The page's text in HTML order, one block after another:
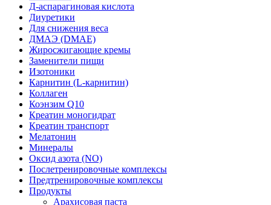
Д-аспарагиновая кислота
Диуретики
Для снижения веса
ДМАЭ (DMAE)
Жиросжигающие кремы
Заменители пищи
Изотоники
Карнитин (L-карнитин)
Коллаген
Коэнзим Q10
Креатин моногидрат
Креатин транспорт
Мелатонин
Минералы
Оксид азота (NO)
Послетренировочные комплексы
Предтренировочные комплексы
Продукты
Арахисовая паста